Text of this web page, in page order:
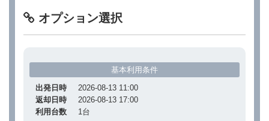
オプション選択
基本利用条件
出発日時
2026-08-13 11:00
返却日時
2026-08-13 17:00
利用台数
1台